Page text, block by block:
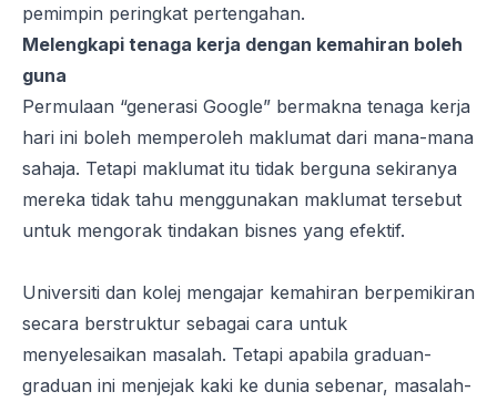
pemimpin peringkat pertengahan.
Melengkapi tenaga kerja dengan kemahiran boleh
guna
Permulaan “generasi Google” bermakna tenaga kerja
hari ini boleh memperoleh maklumat dari mana-mana
sahaja. Tetapi maklumat itu tidak berguna sekiranya
mereka tidak tahu menggunakan maklumat tersebut
untuk mengorak tindakan bisnes yang efektif.
Universiti dan kolej mengajar kemahiran berpemikiran
secara berstruktur sebagai cara untuk
menyelesaikan masalah. Tetapi apabila graduan-
graduan ini menjejak kaki ke dunia sebenar, masalah-